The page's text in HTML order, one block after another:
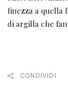
finezza a quella
di argilla che
CONDIVIDI